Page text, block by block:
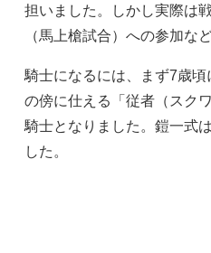
担いました。しかし実際は
（馬上槍試合）への参加な
騎士になるには、まず7歳
の傍に仕える「従者（スク
騎士となりました。鎧一式
した。